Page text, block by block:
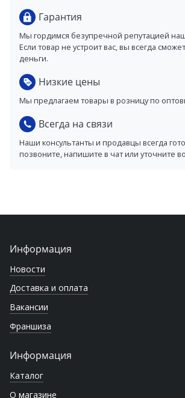
Гарантия
Мы гордимся безупречной репутацией
Если товар не устроит вас, вы всегда
деньги.
Низкие цены
Мы предлагаем товары в розницу по
Всегда на связи
Наши консультанты и продавцы всегда
позвоните, напишите в чат или уточните
Информация
Новости
Доставка и оплата
Вакансии
Франшиза
Информация
Каталог
О магазине